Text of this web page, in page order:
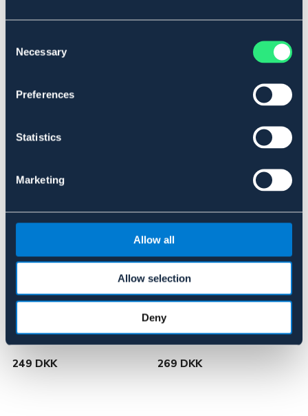
Selection
Necessary
Preferences
Statistics
Marketing
Allow all
Allow selection
Deny
Se lager i butikken
FODERAUTOMAT GALV. 5 kg
249 DKK
FOGA
REDEKASSE COSTNEST
269 DKK